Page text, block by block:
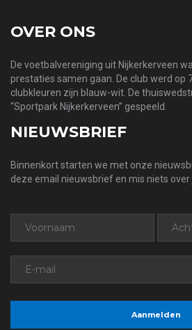
OVER ONS
De voetbalvereniging uit Nijkerkerveen
prestaties samen gaan. De club werd op
clubkleuren zijn blauw-wit. De
“Sportpark Nijkerkerveen” gespeeld.
NIEUWSBRIEF
Binnenkort starten we met onze
deze email nieuwsbrief en mis niets over